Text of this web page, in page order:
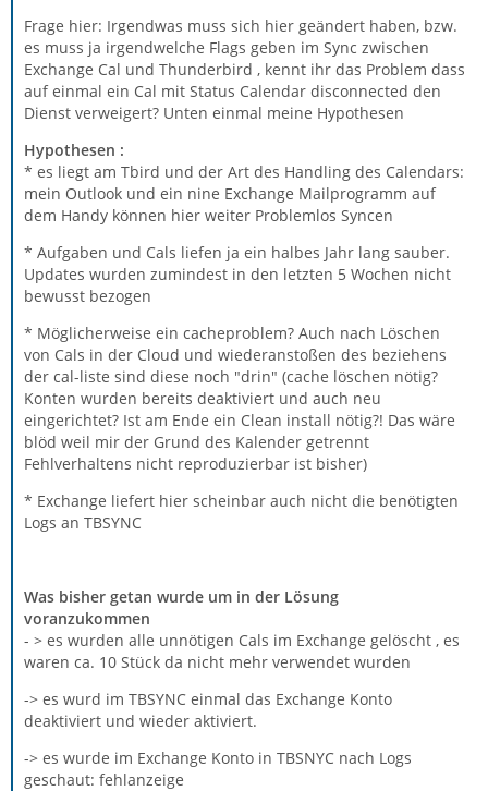
Frage hier: Irgendwas muss sich hier geändert haben, bzw.
es muss ja irgendwelche Flags geben im Sync zwischen
Exchange Cal und Thunderbird , kennt ihr das Problem dass
auf einmal ein Cal mit Status Calendar disconnected den
Dienst verweigert? Unten einmal meine Hypothesen
Hypothesen :
* es liegt am Tbird und der Art des Handling des Calendars:
mein Outlook und ein nine Exchange Mailprogramm auf
dem Handy können hier weiter Problemlos Syncen
* Aufgaben und Cals liefen ja ein halbes Jahr lang sauber.
Updates wurden zumindest in den letzten 5 Wochen nicht
bewusst bezogen
* Möglicherweise ein cacheproblem? Auch nach Löschen
von Cals in der Cloud und wiederanstoßen des beziehens
der cal-liste sind diese noch "drin" (cache löschen nötig?
Konten wurden bereits deaktiviert und auch neu
eingerichtet? Ist am Ende ein Clean install nötig?! Das wäre
blöd weil mir der Grund des Kalender getrennt
Fehlverhaltens nicht reproduzierbar ist bisher)
* Exchange liefert hier scheinbar auch nicht die benötigten
Logs an TBSYNC
Was bisher getan wurde um in der Lösung
voranzukommen
- > es wurden alle unnötigen Cals im Exchange gelöscht , es
waren ca. 10 Stück da nicht mehr verwendet wurden
-> es wurd im TBSYNC einmal das Exchange Konto
deaktiviert und wieder aktiviert.
-> es wurde im Exchange Konto in TBSNYC nach Logs
geschaut: fehlanzeige